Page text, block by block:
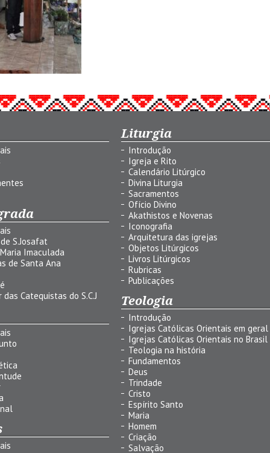
S.Josafat
Imaculada
de Santa Ana
Catequistas do S.C.J
Liturgia
Introdução
Igreja e Rito
Calendário Litúrgico
Divina Liturgia
Sacramentos
Ofício Divino
Akathistos e Novenas
Iconografia
Arquitetura das igrejas
Objetos Litúrgicos
Livros Litúrgicos
Rubricas
Publicações
Teologia
Introdução
Igrejas Católicas Orientais em geral
Igrejas Católicas Orientais no Brasil
Teologia na história
Fundamentos
Deus
Trindade
Cristo
Espírito Santo
Maria
Homem
Criação
Salvação